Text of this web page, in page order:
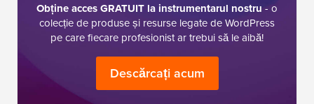
Obține acces GRATUIT la instrumentarul nostru - o
colecție de produse și resurse legate de WordPress
pe care fiecare profesionist ar trebui să le aibă!
Descărcați acum